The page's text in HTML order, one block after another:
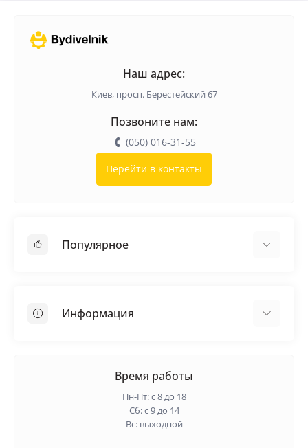
Наш адрес:
Киев, просп. Берестейский 67
Позвоните нам:
(050) 016-31-55
Перейти в контакты
Популярное
Самовыравнивающая смесь
Информация
Время работы
Пн-Пт: с 8 до 18
Сб: с 9 до 14
Вс: выходной